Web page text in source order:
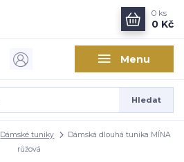
Menu
Hledat
0 ks
0 Kč
Dámské tuniky
Dámská dlouhá tunika MÍNA
růžová